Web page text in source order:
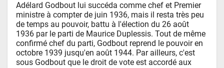
Adélard Godbout lui succéda comme chef et Premier
ministre à compter de juin 1936, mais il resta très peu
de temps au pouvoir, battu à l'élection du 26 août
1936 par le parti de Maurice Duplessis. Tout de même
confirmé chef du parti, Godbout reprend le pouvoir en
octobre 1939 jusqu'en août 1944. Par ailleurs, c'est
sous Godbout que le droit de vote est accordé aux